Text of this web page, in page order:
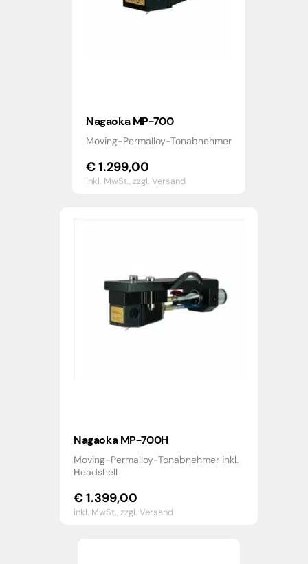
Nagaoka MP-700
Moving-Permalloy-Tonabnehmer
€1.299,00
inkl. MwSt.,zzgl. Versand
Nagaoka MP-700H
Moving-Permalloy-Tonabnehmer inkl.
Headshell
€1.399,00
inkl. MwSt.,zzgl. Versand